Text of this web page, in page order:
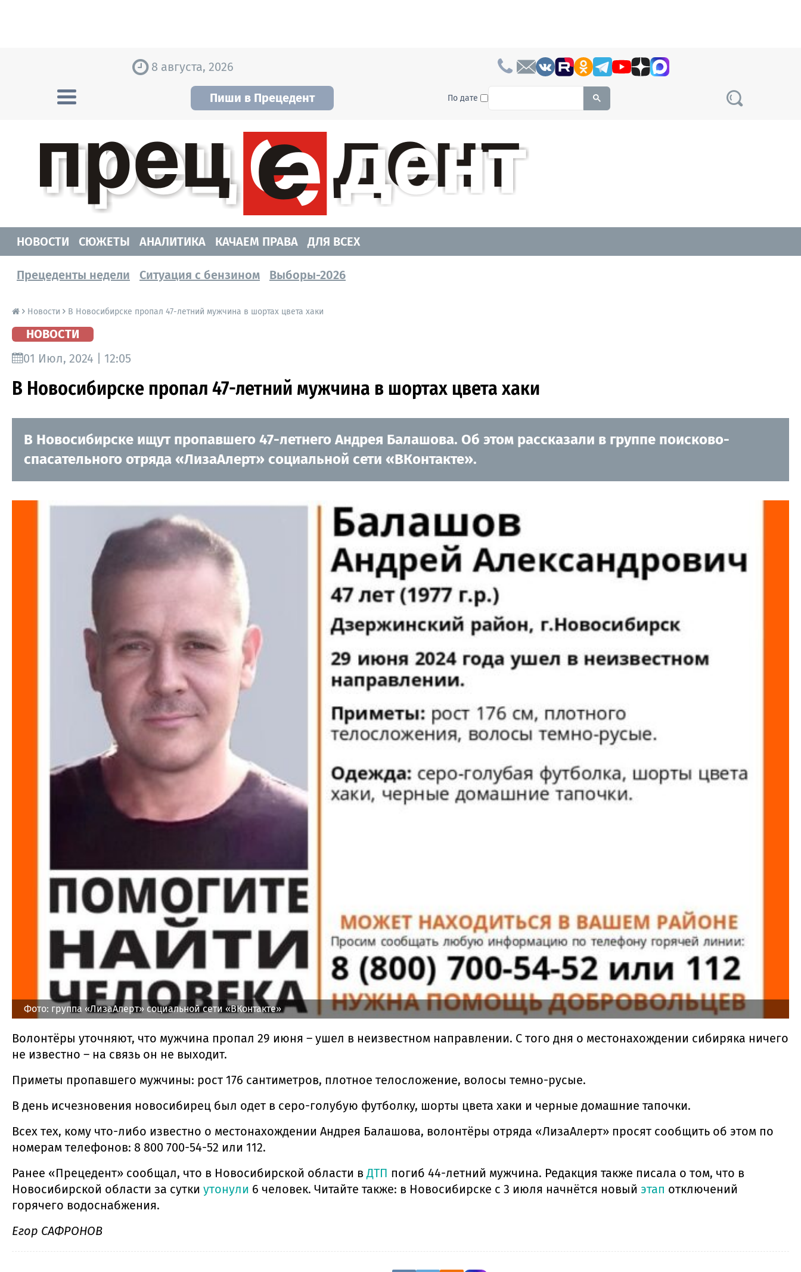
8 августа, 2026
Пиши в Прецедент По дате To search this site, enter a search term
НОВОСТИ
СЮЖЕТЫ АНАЛИТИКА КАЧАЕМ ПРАВА ДЛЯ ВСЕХ
Прецеденты недели Ситуация с бензином Выборы-2026
Новости В Новосибирске пропал 47-летний мужчина в шортах цвета хаки
НОВОСТИ
01 Июл, 2024 | 12:05
В Новосибирске пропал 47-летний мужчина в шортах цвета хаки
В Новосибирске ищут пропавшего 47-летнего Андрея Балашова. Об этом рассказали в группе поисково-
спасательного отряда «ЛизаАлерт» социальной сети «ВКонтакте».
Фото: группа «ЛизаАлерт» социальной сети «ВКонтакте»
Волонтёры уточняют, что мужчина пропал 29 июня – ушел в неизвестном направлении. С того дня о местонахождении сибиряка ничего
не известно – на связь он не выходит.
Приметы пропавшего мужчины: рост 176 сантиметров, плотное телосложение, волосы темно-русые.
В день исчезновения новосибирец был одет в серо-голубую футболку, шорты цвета хаки и черные домашние тапочки.
Всех тех, кому что-либо известно о местонахождении Андрея Балашова, волонтёры отряда «ЛизаАлерт» просят сообщить об этом по
номерам телефонов: 8 800 700-54-52 или 112.
Ранее «Прецедент» сообщал, что в Новосибирской области вДТП погиб 44-летний мужчина. Редакция также писала о том, что в
Новосибирской области за сутки утонули 6 человек. Читайте также: в Новосибирске с 3 июля начнётся новый этап отключений
горячего водоснабжения.
Егор САФРОНОВ